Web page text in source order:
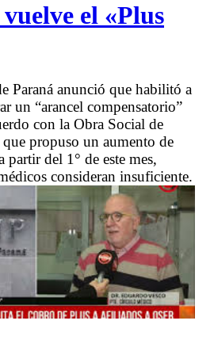
el «Plus
Paraná anunció que habilitó a
un “arancel compensatorio”
con la Obra Social de
propuso un aumento de
partir del 1° de este mes,
consideran insuficiente.